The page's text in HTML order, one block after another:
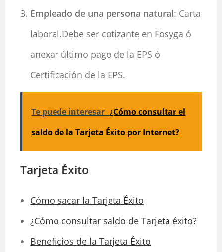
Empleado de una persona natural: Carta
laboral.Debe ser cotizante en Fosyga ó
anexar último pago de la EPS ó
Certificación de la EPS.
Te puede interesar ¿Cómo consultar el
saldo de la Tarjeta Éxito por Internet?
Tarjeta Éxito
Cómo sacar la Tarjeta Éxito
¿Cómo consultar saldo de Tarjeta éxito?
Beneficios de la Tarjeta Éxito